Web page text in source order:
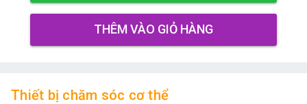
THÊM VÀO GIỎ HÀNG
Thiết bị chăm sóc cơ thể